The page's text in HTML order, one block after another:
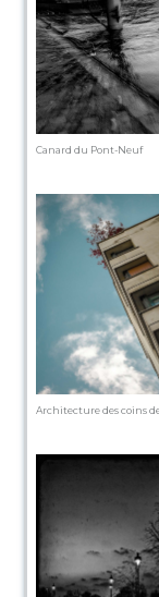
Canard du Pont-Neuf
Architecture des coins